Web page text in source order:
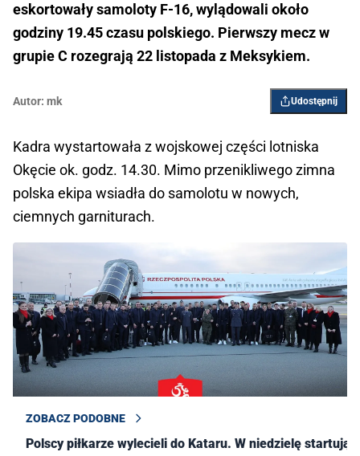
eskortowały samoloty F-16, wylądowali około
godziny 19.45 czasu polskiego. Pierwszy mecz w
grupie C rozegrają 22 listopada z Meksykiem.
Autor: mk Udostępnij
Kadra wystartowała z wojskowej części lotniska
Okęcie ok. godz. 14.30. Mimo przenikliwego zimna
polska ekipa wsiadła do samolotu w nowych,
ciemnych garniturach.
ZOBACZ PODOBNE
Polscy piłkarze wylecieli do Kataru. W niedzielę startują